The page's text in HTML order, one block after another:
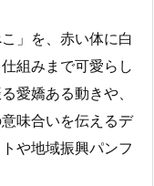
」を、赤い体に白
組みまで可愛らし
愛嬌ある動きや、
味合いを伝えるデ
や地域振興パンフ